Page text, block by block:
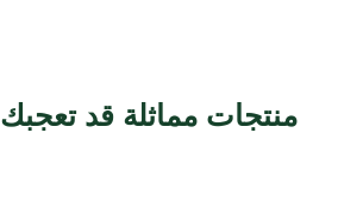
منتجات مماثلة قد تعجبك